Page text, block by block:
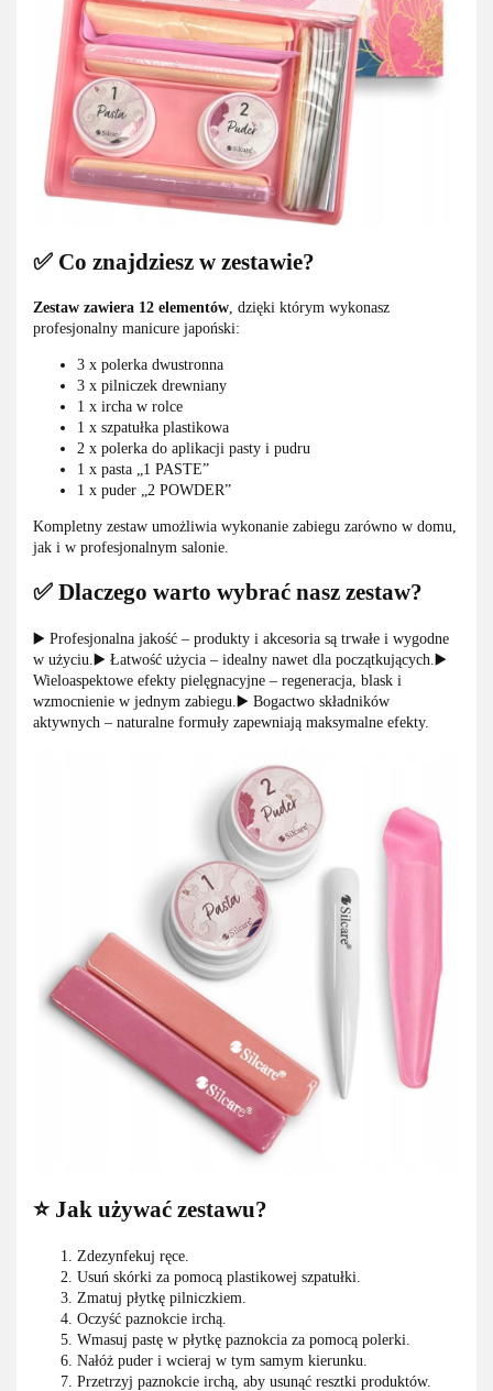
✅ Co znajdziesz w zestawie?
Zestaw zawiera 12 elementów , dzięki którym wykonasz
profesjonalny manicure japoński:
3 x polerka dwustronna
3 x pilniczek drewniany
1 x ircha w rolce
1 x szpatułka plastikowa
2 x polerka do aplikacji pasty i pudru
1 x pasta „1 PASTE”
1 x puder „2 POWDER”
Kompletny zestaw umożliwia wykonanie zabiegu zarówno w domu,
jak i w profesjonalnym salonie.
✅ Dlaczego warto wybrać nasz zestaw?
▶️ Profesjonalna jakość – produkty i akcesoria są trwałe i wygodne
w użyciu.▶️ Łatwość użycia – idealny nawet dla początkujących.▶️
Wieloaspektowe efekty pielęgnacyjne – regeneracja, blask i
wzmocnienie w jednym zabiegu.▶️ Bogactwo składników
aktywnych – naturalne formuły zapewniają maksymalne efekty.
⭐ Jak używać zestawu?
Zdezynfekuj ręce.
Usuń skórki za pomocą plastikowej szpatułki.
Zmatuj płytkę pilniczkiem.
Oczyść paznokcie irchą.
Wmasuj pastę w płytkę paznokcia za pomocą polerki.
Nałóż puder i wcieraj w tym samym kierunku.
Przetrzyj paznokcie irchą, aby usunąć resztki produktów.